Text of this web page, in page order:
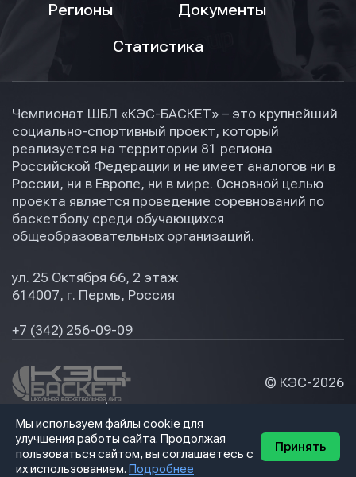
Регионы
Документы
Статистика
Чемпионат ШБЛ «КЭС-БАСКЕТ» – это крупнейший
социально-спортивный проект, который
реализуется на территории 81 региона
Российской Федерации и не имеет аналогов ни в
России, ни в Европе, ни в мире. Основной целью
проекта является проведение соревнований по
баскетболу среди обучающихся
общеобразовательных организаций.
ул. 25 Октября 66, 2 этаж
614007, г. Пермь, Россия
+7 (342) 256-09-09
© КЭС-2026
Политика конфидециальности
Мы используем файлы cookie для
улучшения работы сайта. Продолжая
пользоваться сайтом, вы соглашаетесь с
их использованием. Подробнее
Принять